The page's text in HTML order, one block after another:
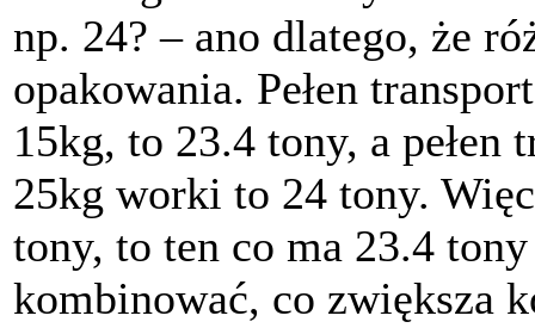
np. 24? – ano dlatego, że
opakowania. Pełen
15kg, to 23.4 tony, a pełen
25kg worki to 24 tony.
tony, to ten co ma 23.4
kombinować, co zwiększa